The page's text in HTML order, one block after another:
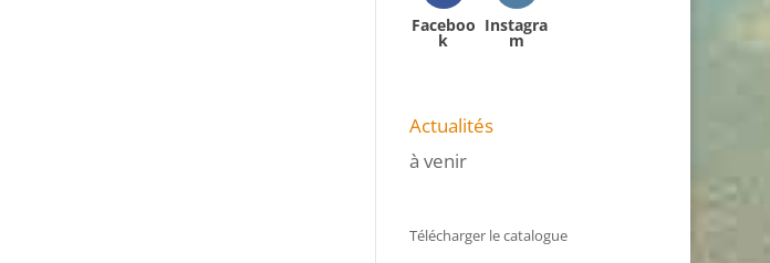
Faceboo
k
Instagra
m
Actualités
à venir
Télécharger le catalogue